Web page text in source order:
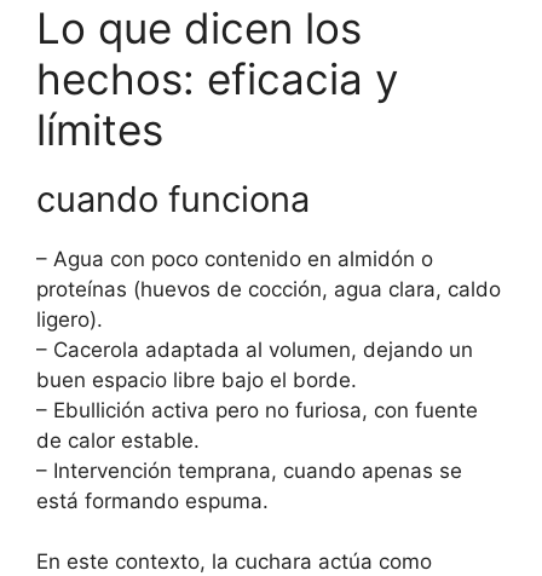
Lo que dicen los
hechos: eficacia y
límites
cuando funciona
– Agua con poco contenido en almidón o
proteínas (huevos de cocción, agua clara, caldo
ligero).
– Cacerola adaptada al volumen, dejando un
buen espacio libre bajo el borde.
– Ebullición activa pero no furiosa, con fuente
de calor estable.
– Intervención temprana, cuando apenas se
está formando espuma.
En este contexto, la cuchara actúa como